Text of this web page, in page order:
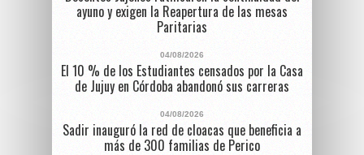
ayuno y exigen la Reapertura de las mesas
Paritarias
04/08/2026
El 10 % de los Estudiantes censados por la Casa
de Jujuy en Córdoba abandonó sus carreras
04/08/2026
Sadir inauguró la red de cloacas que beneficia a
más de 300 familias de Perico